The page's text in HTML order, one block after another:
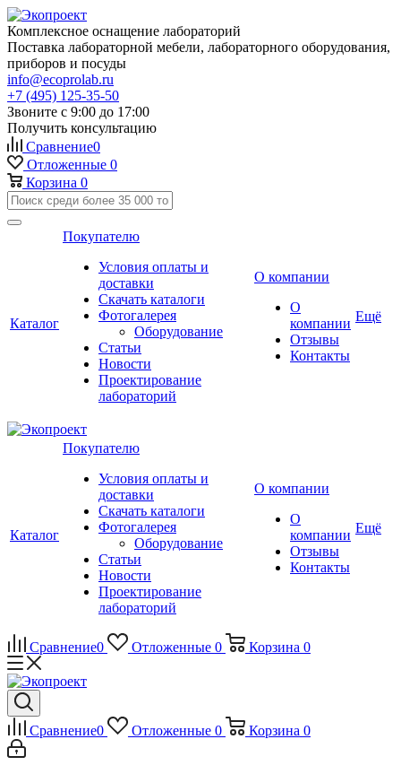
Комплексное оснащение лабораторий
Поставка лабораторной мебели, лабораторного оборудования,
приборов и посуды
info@ecoprolab.ru
+7 (495) 125-35-50
Звоните с 9:00 до 17:00
Получить консультацию
Сравнение0
Отложенные 0
Корзина 0
Каталог
Покупателю
Условия оплаты и
доставки
Скачать каталоги
Фотогалерея
Оборудование
Статьи
Новости
Проектирование
лабораторий
О компании
О
компании
Отзывы
Контакты
Ещё
Каталог
Покупателю
Условия оплаты и
доставки
Скачать каталоги
Фотогалерея
Оборудование
Статьи
Новости
Проектирование
лабораторий
О компании
О
компании
Отзывы
Контакты
Ещё
Сравнение0 Отложенные 0 Корзина 0
Сравнение0 Отложенные 0 Корзина 0